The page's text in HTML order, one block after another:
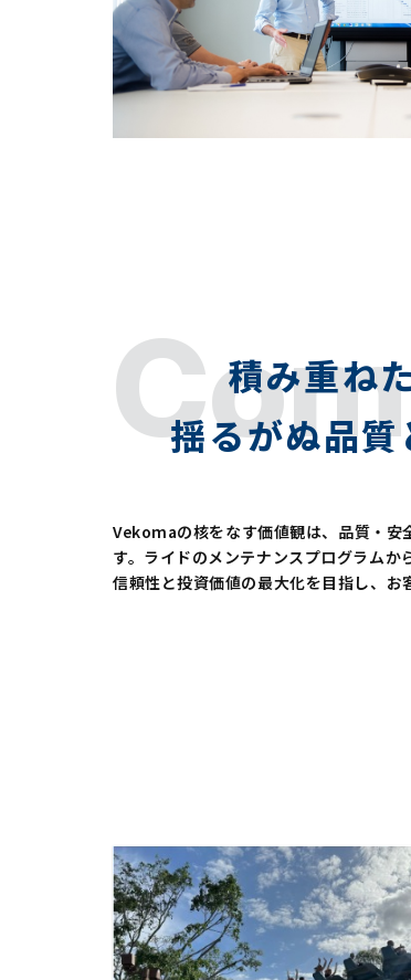
積み重ね
揺るがぬ品
Vekomaの核をなす価値観は、品質・安
す。ライドのメンテナンスプログラムか
信頼性と投資価値の最大化を目指し、お